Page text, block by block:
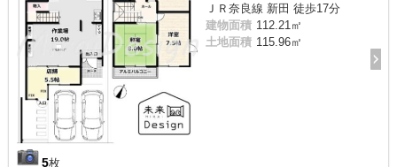
5枚
ＪＲ奈良線 新田 徒歩17分
建物面積 112.21㎡
土地面積 115.96㎡